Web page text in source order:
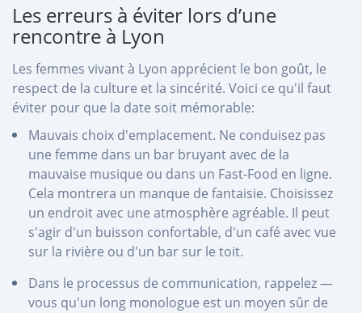
Les erreurs à éviter lors d’une
rencontre à Lyon
Les femmes vivant à Lyon apprécient le bon goût, le
respect de la culture et la sincérité. Voici ce qu'il faut
éviter pour que la date soit mémorable:
Mauvais choix d'emplacement. Ne conduisez pas
une femme dans un bar bruyant avec de la
mauvaise musique ou dans un Fast-Food en ligne.
Cela montrera un manque de fantaisie. Choisissez
un endroit avec une atmosphère agréable. Il peut
s'agir d'un buisson confortable, d'un café avec vue
sur la rivière ou d'un bar sur le toit.
Dans le processus de communication, rappelez —
vous qu'un long monologue est un moyen sûr de